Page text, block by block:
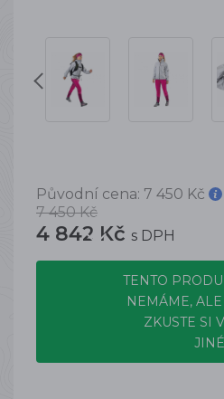
Původní cena: 7 450 Kč
7 450 Kč
4 842 Kč s DPH
TENTO
NEMÁME,
ZKUSTE SI